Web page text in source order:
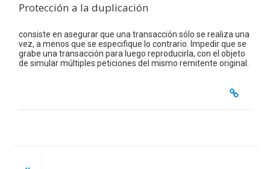
Protección a la duplicación
consiste en asegurar que una transacción sólo se realiza una
vez, a menos que se especifique lo contrario. Impedir que se
grabe una transacción para luego reproducirla, con el objeto
de simular múltiples peticiones del mismo remitente original.